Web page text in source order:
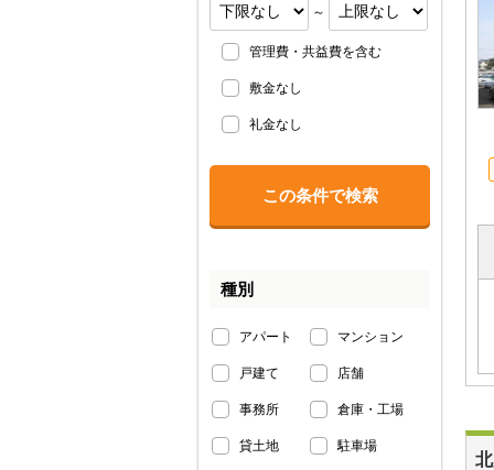
～
管理費・共益費を含む
敷金なし
礼金なし
種別
アパート マンション
戸建て 店舗
事務所 倉庫・工場
貸土地 駐車場